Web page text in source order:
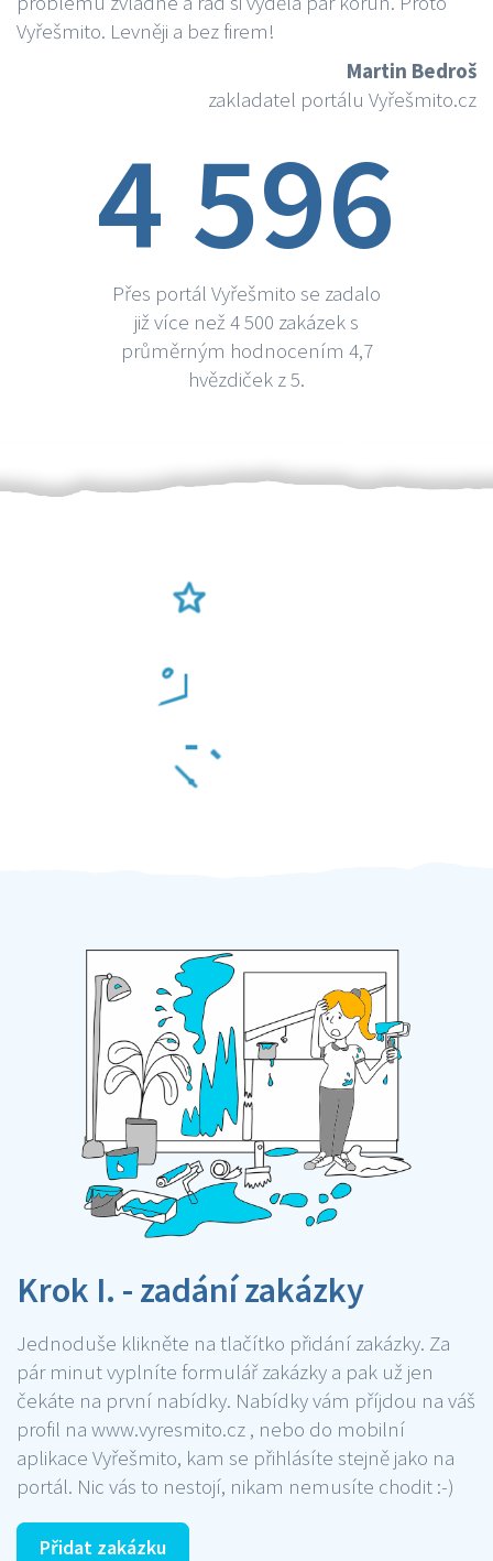
Vyřešmito. Levněji a bez firem!
Martin Bedroš
zakladatel portálu Vyřešmito.cz
4 596
Přes portál Vyřešmito se zadalo
již více než 4 500 zakázek s
průměrným hodnocením 4,7
hvězdiček z 5.
Krok I. - zadání zakázky
Jednoduše klikněte na tlačítko přidání zakázky. Za
pár minut vyplníte formulář zakázky a pak už jen
čekáte na první nabídky. Nabídky vám příjdou na váš
profil na www.vyresmito.cz , nebo do mobilní
aplikace Vyřešmito, kam se přihlásíte stejně jako na
portál. Nic vás to nestojí, nikam nemusíte chodit :-)
Přidat zakázku